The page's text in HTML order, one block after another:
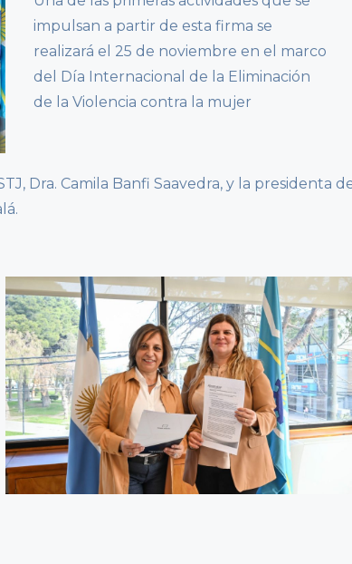
impulsan a partir de esta firma se
realizará el 25 de noviembre en el marco
del Día Internacional de la Eliminación
de la Violencia contra la mujer
Dra. Camila Banfi Saavedra, y la presidenta